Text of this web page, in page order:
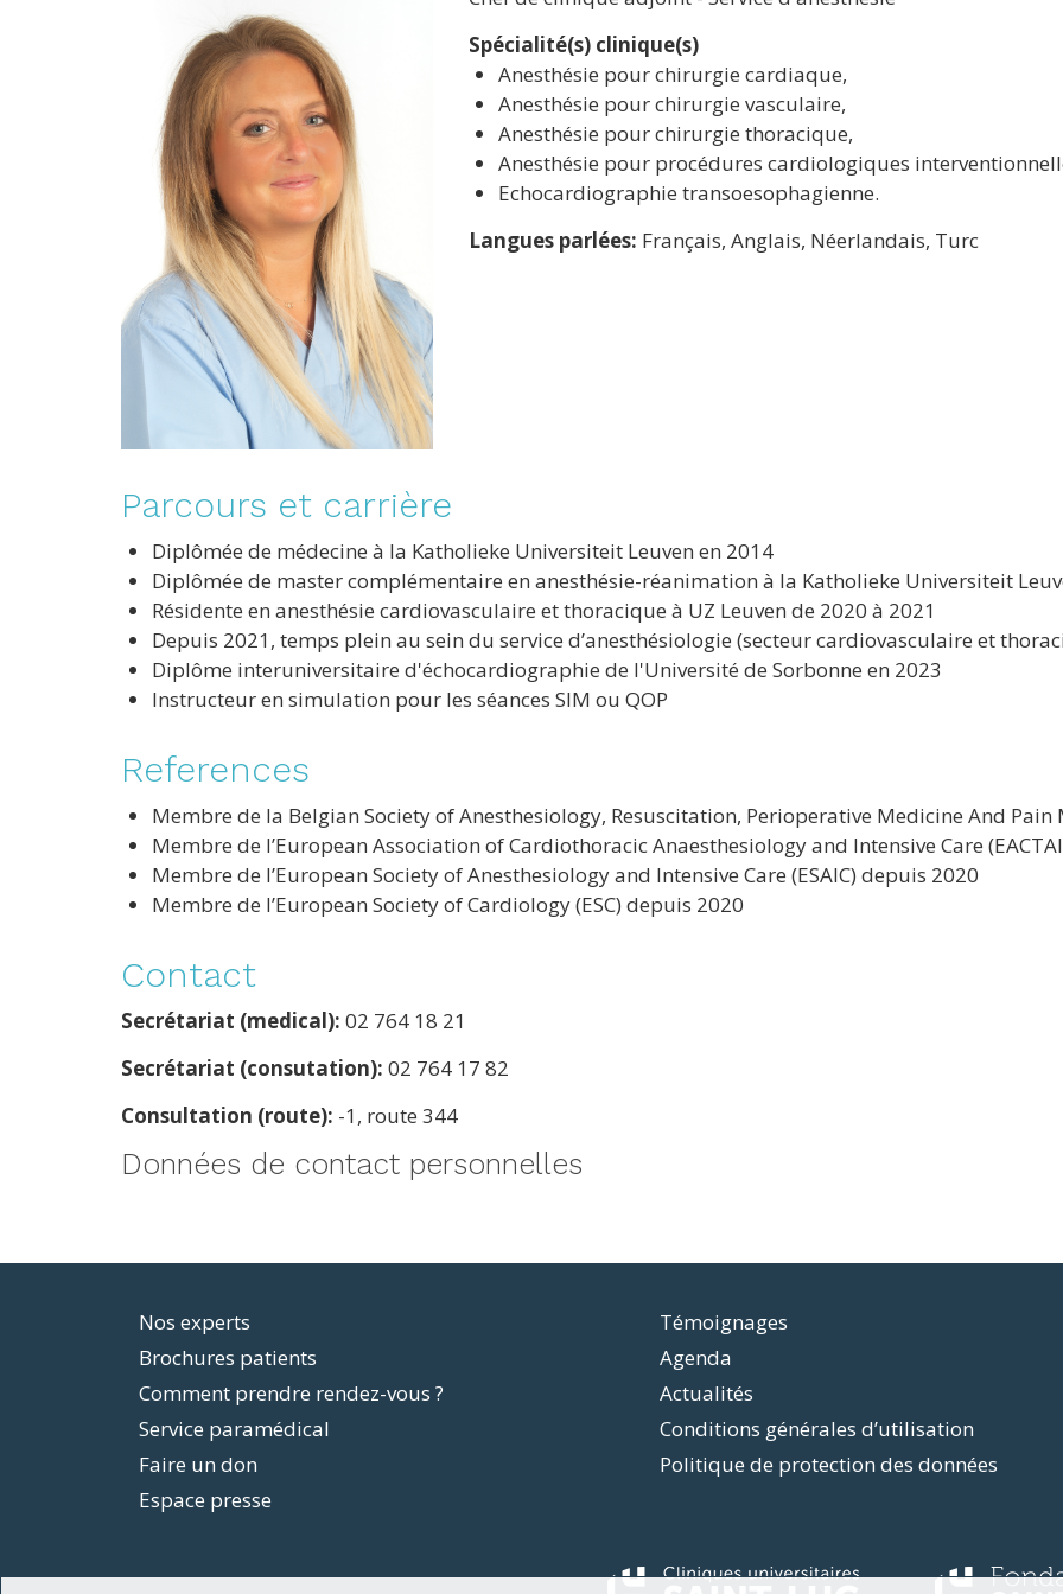
Spécialité(s) clinique(s)
Anesthésie pour chirurgie cardiaque,
Anesthésie pour chirurgie vasculaire,
Anesthésie pour chirurgie thoracique,
Anesthésie pour procédures cardiologiques
Echocardiographie transoesophagienne.
Langues parlées: Français, Anglais, Néerlandais, Turc
Parcours et carrière
Diplômée de médecine à la Katholieke Universiteit Leuven en 2014
Diplômée de master complémentaire en anesthésie-réanimation à la Katholieke Universiteit
Résidente en anesthésie cardiovasculaire et thoracique à UZ Leuven de 2020 à 2021
Depuis 2021, temps plein au sein du service d’anesthésiologie (secteur cardiovasculaire et
Diplôme interuniversitaire d'échocardiographie de l'Université de Sorbonne en 2023
Instructeur en simulation pour les séances SIM ou QOP
References
Membre de la Belgian Society of Anesthesiology, Resuscitation, Perioperative Medicine And Pain
Membre de l’European Association of Cardiothoracic Anaesthesiology and Intensive Care
Membre de l’European Society of Anesthesiology and Intensive Care (ESAIC) depuis 2020
Membre de l’European Society of Cardiology (ESC) depuis 2020
Contact
Secrétariat (medical): 02 764 18 21
Secrétariat (consutation): 02 764 17 82
Consultation (route): -1, route 344
Données de contact personnelles
Footer
menu
Nos experts
Brochures patients
Comment prendre rendez-vous ?
Service paramédical
Faire un don
Espace presse
Témoignages
Agenda
Actualités
Conditions générales d’utilisation
Politique de protection des données